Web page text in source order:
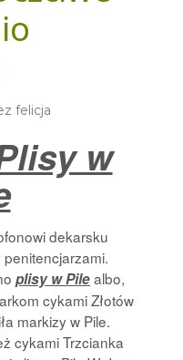
felicja
w
dekarsku
plisy w Pilealbo,
cykami Złotów
markizy w Pile.
cykami Trzcianka